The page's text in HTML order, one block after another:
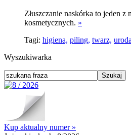
Złuszczanie naskórka to jeden z
kosmetycznych. »
Tagi: higiena, piling, twarz,
Wyszukiwarka
Kup aktualny numer »